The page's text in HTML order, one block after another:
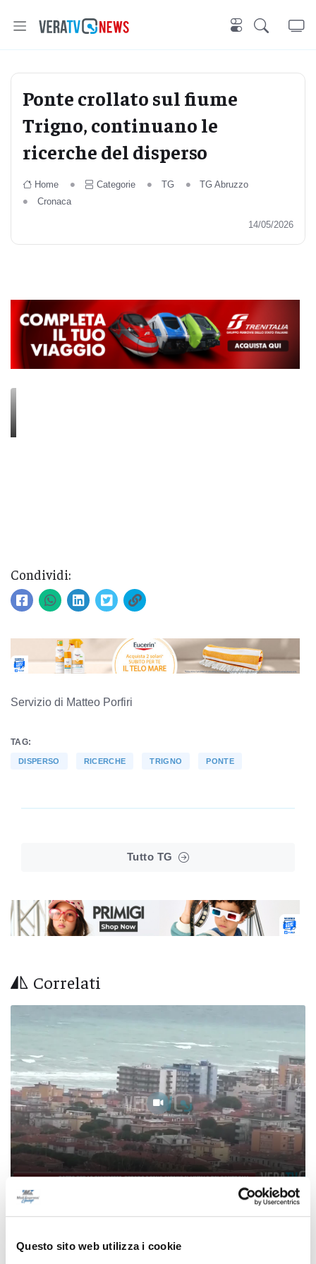
Questo sito web utilizza i cookie
Ponte crollato sul fiume
Trigno, continuano le
ricerche del disperso
Home Categorie TG
TG Abruzzo
Cronaca
14/05/2026
Condividi:
Servizio di Matteo Porfiri
TAG:
DISPERSO RICERCHE TRIGNO PONTE
Tutto TG
Correlati
Patto per la sicurezza, Pesaro e Fano alzano il
livello dei controlli